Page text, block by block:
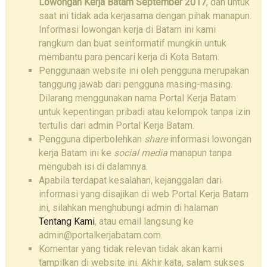
Lowongan Kerja Batam September 2017, dan untuk
saat ini tidak ada kerjasama dengan pihak manapun.
Informasi lowongan kerja di Batam ini kami
rangkum dan buat seinformatif mungkin untuk
membantu para pencari kerja di Kota Batam.
Penggunaan website ini oleh pengguna merupakan
tanggung jawab dari pengguna masing-masing.
Dilarang menggunakan nama Portal Kerja Batam
untuk kepentingan pribadi atau kelompok tanpa izin
tertulis dari admin Portal Kerja Batam.
Pengguna diperbolehkan shareinformasi lowongan
kerja Batam ini ke social mediamanapun tanpa
mengubah isi di dalamnya.
Apabila terdapat kesalahan, kejanggalan dari
informasi yang disajikan di web Portal Kerja Batam
ini, silahkan menghubungi admin di halaman
Tentang Kami, atau email langsung ke
admin@portalkerjabatam.com.
Komentar yang tidak relevan tidak akan kami
tampilkan di website ini. Akhir kata, salam sukses